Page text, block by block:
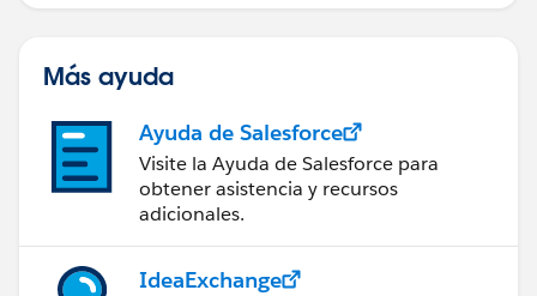
Más ayuda
Ayuda de Salesforce
Visite la Ayuda de Salesforce para
obtener asistencia y recursos
adicionales.
IdeaExchange